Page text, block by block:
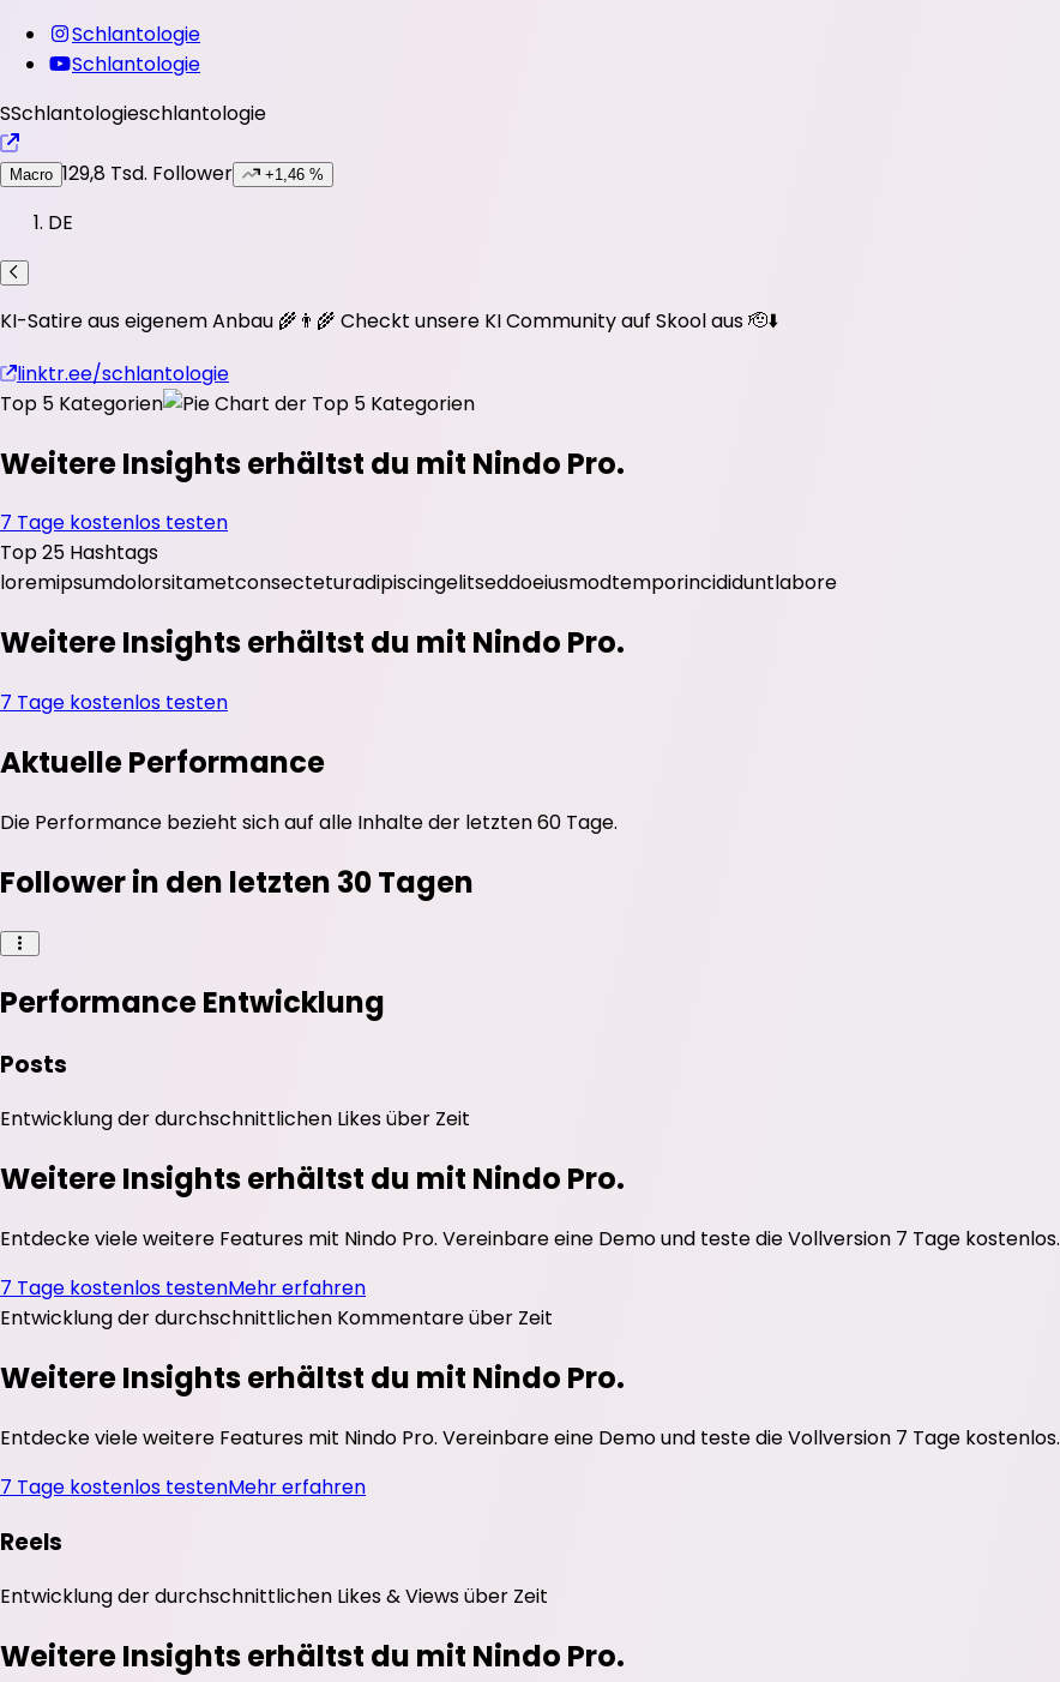
Schlantologie
Schlantologie
SSchlantologieschlantologie
Macro 129,8 Tsd. Follower +1,46 %
DE
KI-Satire aus eigenem Anbau 🌾👨‍🌾 Checkt unsere KI Community auf Skool aus 🫡⬇️
linktr.ee/schlantologie
Top 5 Kategorien
Weitere Insights erhältst du mit Nindo Pro.
7 Tage kostenlos testen
Top 25 Hashtags
loremipsumdolorsitametconsecteturadipiscingelitseddoeiusmodtemporincididuntlabore
Weitere Insights erhältst du mit Nindo Pro.
7 Tage kostenlos testen
Aktuelle Performance
Die Performance bezieht sich auf alle Inhalte der letzten 60 Tage.
Follower in den letzten 30 Tagen
Performance Entwicklung
Posts
Entwicklung der durchschnittlichen Likesüber Zeit
Weitere Insights erhältst du mit Nindo Pro.
Entdecke viele weitere Features mit Nindo Pro. Vereinbare eine Demo und teste die Vollversion 7 Tage kostenlos.
7 Tage kostenlos testenMehr erfahren
Entwicklung der durchschnittlichen Kommentareüber Zeit
Weitere Insights erhältst du mit Nindo Pro.
Entdecke viele weitere Features mit Nindo Pro. Vereinbare eine Demo und teste die Vollversion 7 Tage kostenlos.
7 Tage kostenlos testenMehr erfahren
Reels
Entwicklung der durchschnittlichen Likes&Viewsüber Zeit
Weitere Insights erhältst du mit Nindo Pro.